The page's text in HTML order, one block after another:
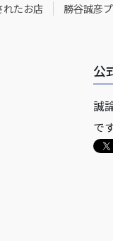
たお店
勝谷誠彦
公
誠
で